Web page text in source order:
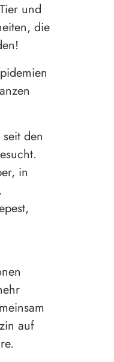
und
die
den
in
auf